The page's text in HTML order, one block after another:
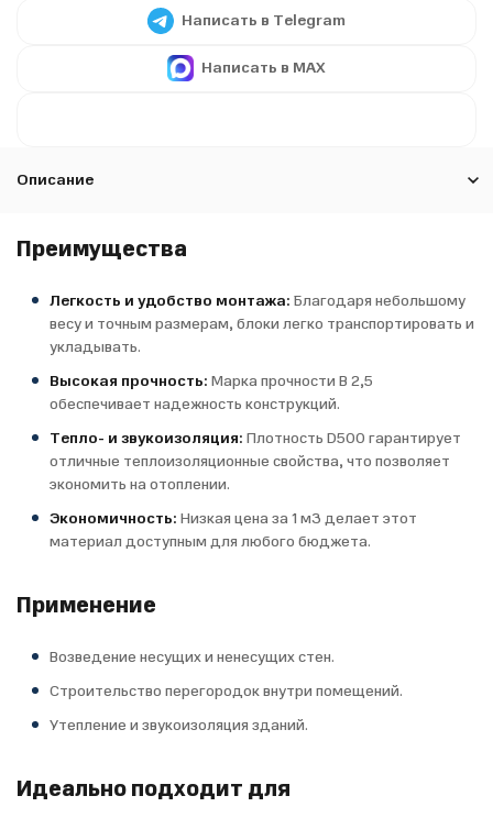
Написать в Telegram
Написать в MAX
Описание
Преимущества
Легкость и удобство монтажа: Благодаря небольшому
весу и точным размерам, блоки легко транспортировать и
укладывать.
Высокая прочность: Марка прочности B 2,5
обеспечивает надежность конструкций.
Тепло- и звукоизоляция: Плотность D500 гарантирует
отличные теплоизоляционные свойства, что позволяет
экономить на отоплении.
Экономичность: Низкая цена за 1 м3 делает этот
материал доступным для любого бюджета.
Применение
Возведение несущих и ненесущих стен.
Строительство перегородок внутри помещений.
Утепление и звукоизоляция зданий.
Идеально подходит для